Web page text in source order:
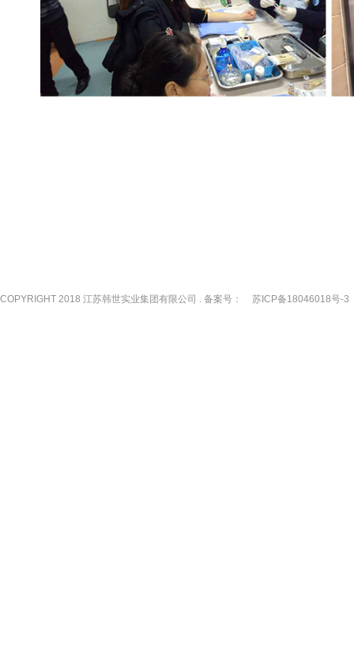
COPYRIGHT 2018 江苏韩世实业集团有限公司 . 备案号： 苏ICP备18046018号-3